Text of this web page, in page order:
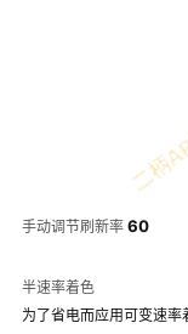
手动调节刷新率 60
半速率着色
为了省电而应用可变速率